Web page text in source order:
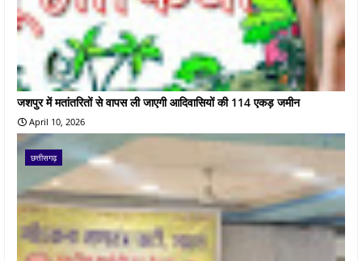
जशपुर में मतांतरितों से वापस ली जाएगी आदिवासियों की 114 एकड़ जमीन
April 10, 2026
छत्तीसगढ़